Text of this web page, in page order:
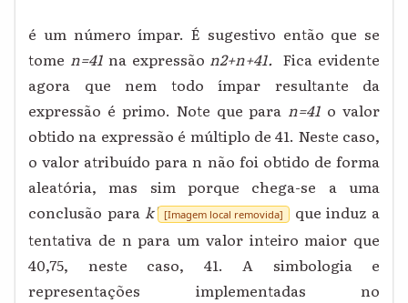
é um número ímpar. É sugestivo então que se
tome n=41 na expressão n2+n+41. Fica evidente
agora que nem todo ímpar resultante da
expressão é primo. Note que para n=41 o valor
obtido na expressão é múltiplo de 41. Neste caso,
o valor atribuído para n não foi obtido de forma
aleatória, mas sim porque chega-se a uma
conclusão para k' [Imagem local removida]
que induz a
tentativa de n para um valor inteiro maior que
40,75, neste caso, 41. A simbologia e
representações implementadas no